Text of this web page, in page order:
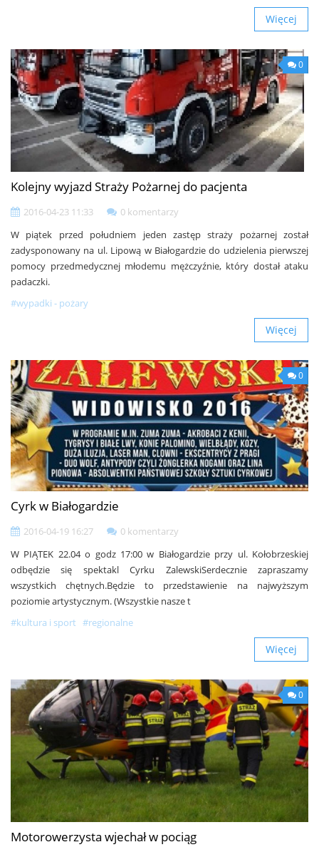
Więcej
0
Kolejny wyjazd Straży Pożarnej do pacjenta
2016-04-23 11:33
0 komentarzy
W piątek przed południem jeden zastęp straży pożarnej został
zadysponowany na ul. Lipową w Białogardzie do udzielenia pierwszej
pomocy przedmedycznej młodemu mężczyźnie, który dostał ataku
padaczki.
#wypadki - pożary
Więcej
0
Cyrk w Białogardzie
2016-04-19 16:27
0 komentarzy
W PIĄTEK 22.04 o godz 17:00 w Białogardzie przy ul. Kołobrzeskiej
odbędzie się spektakl Cyrku ZalewskiSerdecznie zapraszamy
wszystkich chętnych.Będzie to przedstawienie na najwyższym
poziomie artystycznym. (Wszystkie nasze t
#kultura i sport #regionalne
Więcej
0
Motorowerzysta wjechał w pociąg